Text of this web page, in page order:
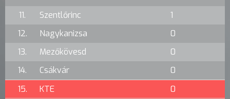
11.
Szentlőrinc
1
12.
Nagykanizsa
0
13.
Mezőkövesd
0
14.
Csákvár
0
15.
KTE
0